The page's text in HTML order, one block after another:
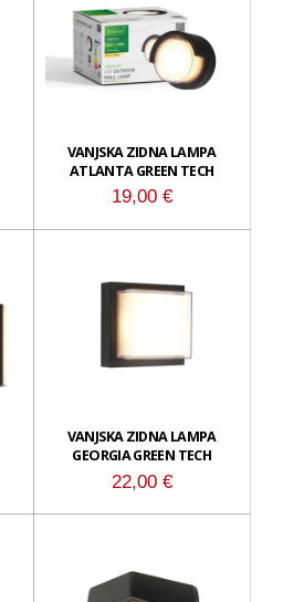
VANJSKA ZIDNA LAMPA
ATLANTA GREEN TECH
19,00€
VANJSKA ZIDNA LAMPA
GEORGIA GREEN TECH
22,00€